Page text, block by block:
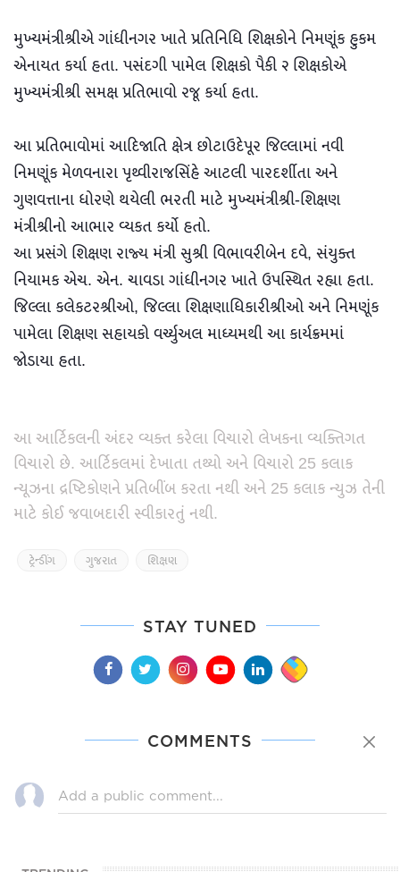
મુખ્યમંત્રીશ્રીએ ગાંધીનગર ખાતે પ્રતિનિધિ શિક્ષકોને નિમણૂંક હુકમ
એનાયત કર્યા હતા. પસંદગી પામેલ શિક્ષકો પૈકી ૨ શિક્ષકોએ
મુખ્યમંત્રીશ્રી સમક્ષ પ્રતિભાવો રજૂ કર્યા હતા.
આ પ્રતિભાવોમાં આદિજાતિ ક્ષેત્ર છોટાઉદેપૂર જિલ્લામાં નવી
નિમણૂંક મેળવનારા પૃથ્વીરાજસિંહે આટલી પારદર્શીતા અને
ગુણવત્તાના ધોરણે થયેલી ભરતી માટે મુખ્યમંત્રીશ્રી-શિક્ષણ
મંત્રીશ્રીનો આભાર વ્યકત કર્યો હતો.
આ પ્રસંગે શિક્ષણ રાજ્ય મંત્રી સુશ્રી વિભાવરીબેન દવે, સંયુક્ત
નિયામક એચ. એન. ચાવડા ગાંધીનગર ખાતે ઉપસ્થિત રહ્યા હતા.
જિલ્લા કલેકટરશ્રીઓ, જિલ્લા શિક્ષણાધિકારીશ્રીઓ અને નિમણૂંક
પામેલા શિક્ષણ સહાયકો વર્ચ્યુઅલ માધ્યમથી આ કાર્યક્રમમાં
જોડાયા હતા.
આ આર્ટિકલની અંદર વ્યક્ત કરેલા વિચારો લેખકના વ્યક્તિગત
વિચારો છે. આર્ટિકલમાં દેખાતા તથ્યો અને વિચારો 25 કલાક
ન્યૂઝના દ્રષ્ટિકોણને પ્રતિબીંબ કરતા નથી અને 25 કલાક ન્યુઝ તેની
માટે કોઈ જવાબદારી સ્વીકારતું નથી.
ટ્રેન્ડીંગ ગુજરાત શિક્ષણ
STAY TUNED
COMMENTS